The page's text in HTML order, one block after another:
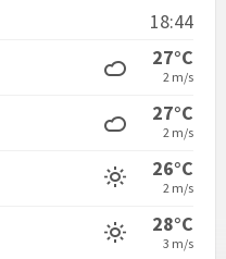
18:44
27°C
2 m/s
27°C
2 m/s
26°C
2 m/s
28°C
3 m/s